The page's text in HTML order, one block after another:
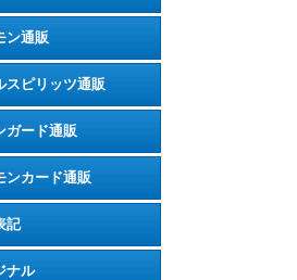
ン通販
スピリッツ通販
ガード通販
ンカード通販
記
ナル